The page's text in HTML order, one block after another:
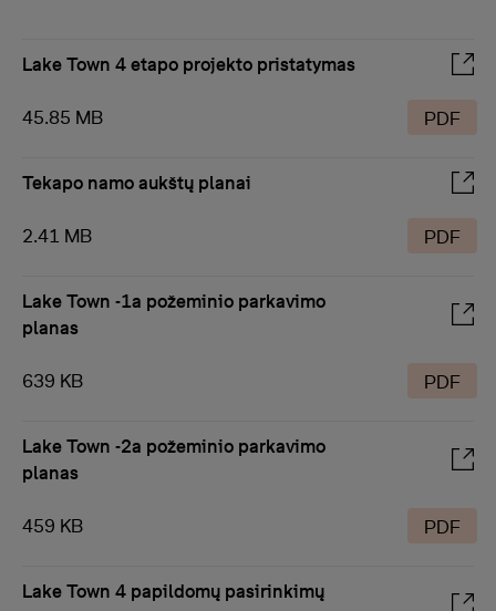
Lake Town 4 etapo projekto pristatymas
45.85 MB PDF
Tekapo namo aukštų planai
2.41 MB PDF
Lake Town -1a požeminio parkavimo
planas
639 KB PDF
Lake Town -2a požeminio parkavimo
planas
459 KB PDF
Lake Town 4 papildomų pasirinkimų